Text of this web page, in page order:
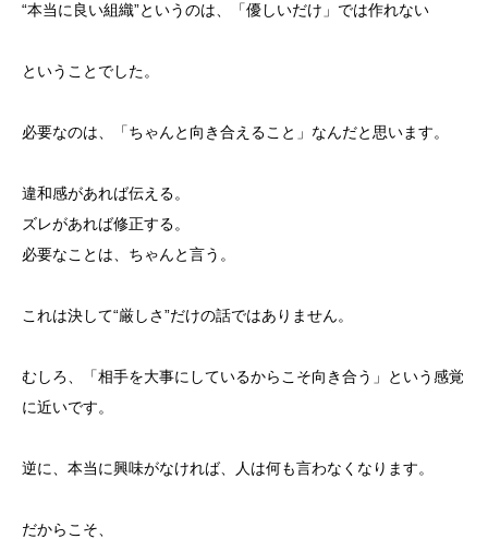
“本当に良い組織”というのは、「優しいだけ」では作れない
ということでした。
必要なのは、「ちゃんと向き合えること」なんだと思います。
違和感があれば伝える。
ズレがあれば修正する。
必要なことは、ちゃんと言う。
これは決して“厳しさ”だけの話ではありません。
むしろ、「相手を大事にしているからこそ向き合う」という感覚
に近いです。
逆に、本当に興味がなければ、人は何も言わなくなります。
だからこそ、